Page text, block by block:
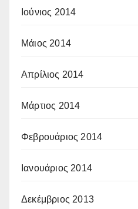
Ιούνιος 2014
Μάιος 2014
Απρίλιος 2014
Μάρτιος 2014
Φεβρουάριος 2014
Ιανουάριος 2014
Δεκέμβριος 2013